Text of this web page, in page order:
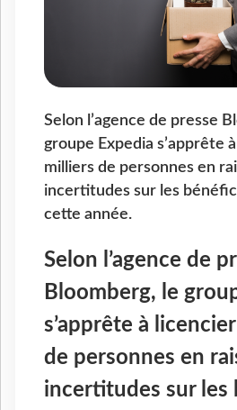
Selon l’agence de presse
groupe Expedia s’apprête
milliers de personnes en
incertitudes sur les
cette année.
Selon l’agence de
Bloomberg, le
s’apprête à
de personnes en
incertitudes sur les